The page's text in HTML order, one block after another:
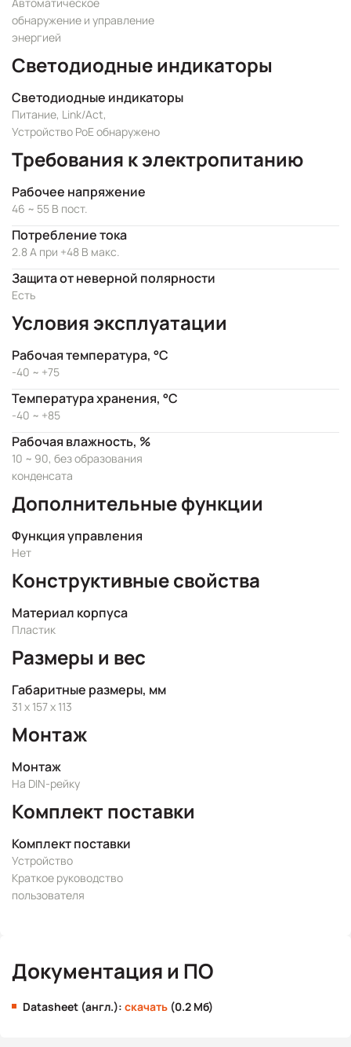
обнаружение и управление
энергией
Светодиодные индикаторы
Светодиодные индикаторы
Питание, Link/Act,
Устройство PoE обнаружено
Требования к электропитанию
Рабочее напряжение
46 ~ 55 В пост.
Потребление тока
2.8 А при +48 В макс.
Защита от неверной полярности
Есть
Условия эксплуатации
Рабочая температура, °C
-40 ~ +75
Температура хранения, °C
-40 ~ +85
Рабочая влажность, %
10 ~ 90, без образования
конденсата
Дополнительные функции
Функция управления
Нет
Конструктивные свойства
Материал корпуса
Пластик
Размеры и вес
Габаритные размеры, мм
31 x 157 x 113
Монтаж
Монтаж
На DIN-рейку
Комплект поставки
Комплект поставки
Устройство
Краткое руководство
пользователя
Документация и ПО
Datasheet (англ.): скачать (0.2 Мб)